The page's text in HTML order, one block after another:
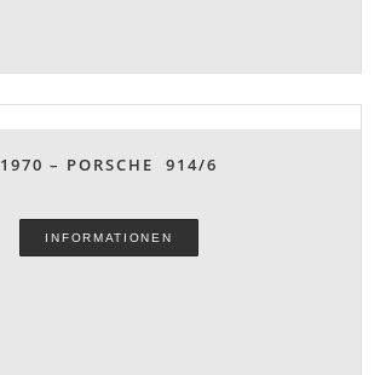
1970 – PORSCHE 914/6
INFORMATIONEN